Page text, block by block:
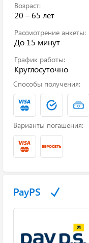
Возраст:
20 – 65 лет
Рассмотрение анкеты:
До 15 минут
График работы:
Круглосуточно
Способы получения:
Варианты погашения:
PayPS